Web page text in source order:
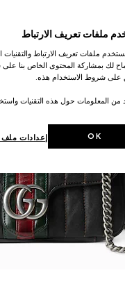
ملفات تعريف الارتباط
ملفات تعريف الارتباط والتقنيات
لك بمشاركة المحتوى الخاص بنا على
على شروط الاستخدام هذه.
من المعلومات حول هذه التقنيات
إعدادات ملف OK